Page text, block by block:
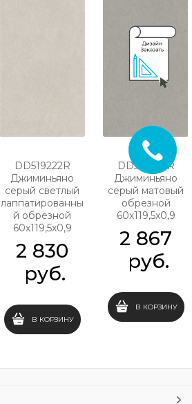
DD519222R
Джиминьяно
серый светлый
лаппатированны
й обрезной
60х119,5x0,9
2 830
руб.
В КОРЗИНУ
DD519320R
Джиминьяно
серый матовый
обрезной
60х119,5x0,9
2 867
руб.
В КОРЗИНУ